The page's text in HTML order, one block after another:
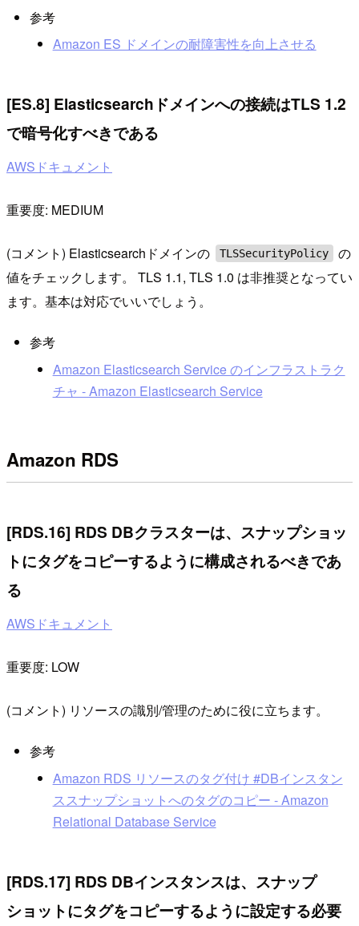
参考
Amazon ES ドメインの耐障害性を向上させる
[ES.8] Elasticsearchドメインへの接続はTLS 1.2
で暗号化すべきである
AWSドキュメント
重要度: MEDIUM
(コメント) Elasticsearchドメインの TLSSecurityPolicy
の
値をチェックします。 TLS 1.1, TLS 1.0 は非推奨となってい
ます。基本は対応でいいでしょう。
参考
Amazon Elasticsearch Service のインフラストラク
チャ - Amazon Elasticsearch Service
Amazon RDS
[RDS.16] RDS DBクラスターは、スナップショッ
トにタグをコピーするように構成されるべきであ
る
AWSドキュメント
重要度: LOW
(コメント) リソースの識別/管理のために役に立ちます。
参考
Amazon RDS リソースのタグ付け #DBインスタン
ススナップショットへのタグのコピー - Amazon
Relational Database Service
[RDS.17] RDS DBインスタンスは、スナップ
ショットにタグをコピーするように設定する必要